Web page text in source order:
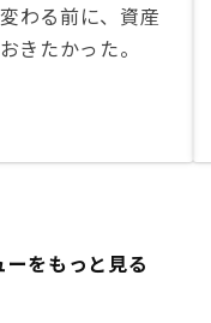
わる前に、資産
きたかった。
ーをもっと見る